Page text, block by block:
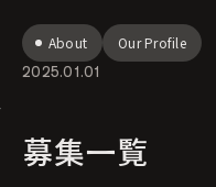
About Our Profile
2025.01.01
募集一覧